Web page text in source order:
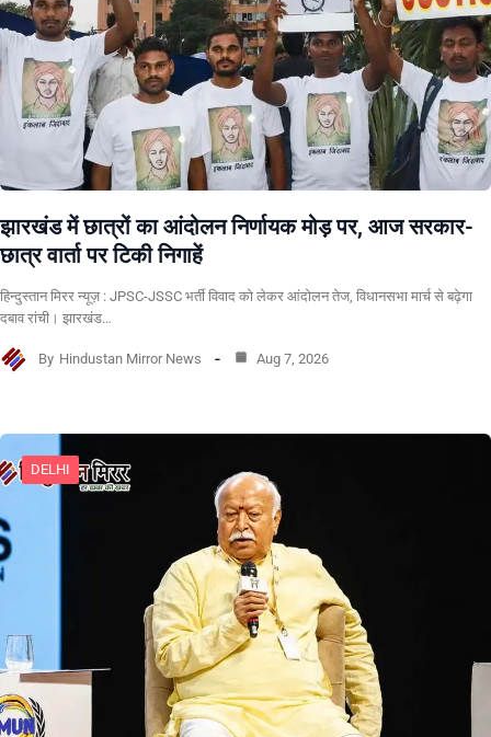
झारखंड में छात्रों का आंदोलन निर्णायक मोड़ पर, आज सरकार-
छात्र वार्ता पर टिकी निगाहें
हिन्दुस्तान मिरर न्यूज़ : JPSC-JSSC भर्ती विवाद को लेकर आंदोलन तेज, विधानसभा मार्च से बढ़ेगा
दबाव रांची। झारखंड…
By Hindustan Mirror News Aug 7, 2026
DELHI